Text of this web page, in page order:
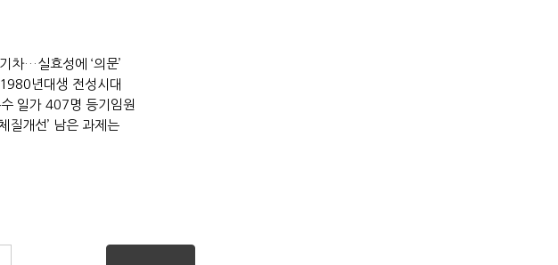
차…실효성에 ‘의문’
년대생 전성시대
일가 407명 등기임원
질개선’ 남은 과제는